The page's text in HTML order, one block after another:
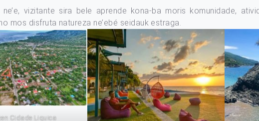
vizitante sira bele aprende kona-ba moris komunidade,
mos disfruta natureza ne’ebé seidauk estraga.
Cidade Liquica